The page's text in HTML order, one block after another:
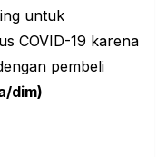
untuk
COVID-19 karena
pembeli
dim)